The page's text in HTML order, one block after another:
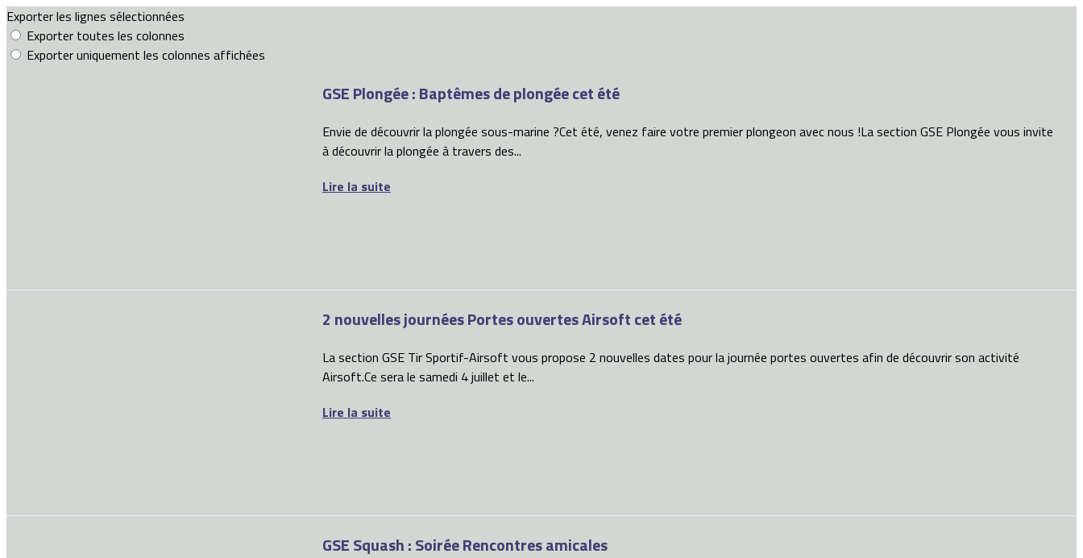
Exporter les lignes sélectionnées
Exporter toutes les colonnes
Exporter uniquement les colonnes affichées
GSE Plongée : Baptêmes de plongée cet été
Envie de découvrir la plongée sous-marine ?Cet été, venez faire votre premier plongeon avec nous !La section GSE Plongée vous invite
à découvrir la plongée à travers des...
Lire la suite
2 nouvelles journées Portes ouvertes Airsoft cet été
La section GSE Tir Sportif-Airsoft vous propose 2 nouvelles dates pour la journée portes ouvertes afin de découvrir son activité
Airsoft.Ce sera le samedi 4 juillet et le...
Lire la suite
GSE Squash : Soirée Rencontres amicales